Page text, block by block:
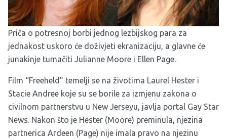
Priča o potresnoj borbi jednog lezbijskog para za
jednakost uskoro će doživjeti ekranizaciju, a glavne će
junakinje tumačiti Julianne Moore i Ellen Page.
Film “Freeheld” temelji se na životima Laurel Hester i
Stacie Andree koje su se borile za izmjenu zakona o
civilnom partnerstvu u New Jerseyu, javlja portal Gay Star
News. Nakon što je Hester (Moore) preminula, njezina
partnerica Ardeen (Page) nije imala pravo na njezinu